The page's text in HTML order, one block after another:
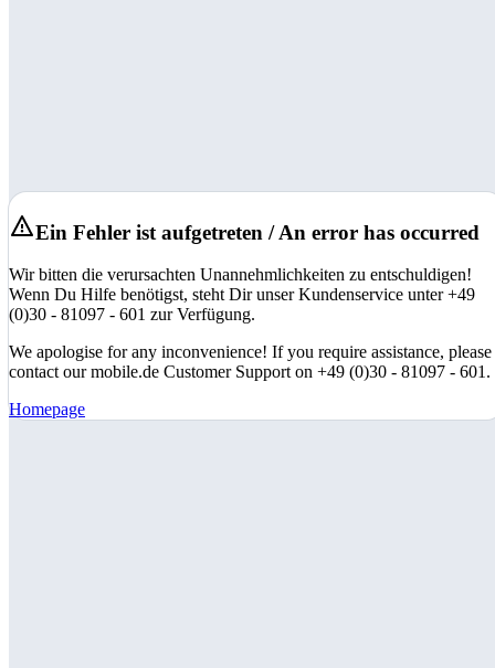
Ein Fehler ist aufgetreten / An error has occurred
Wir bitten die verursachten Unannehmlichkeiten zu entschuldigen!
Wenn Du Hilfe benötigst, steht Dir unser Kundenservice unter +49
(0)30 - 81097 - 601 zur Verfügung.
We apologise for any inconvenience! If you require assistance, please
contact our mobile.de Customer Support on +49 (0)30 - 81097 - 601.
Homepage